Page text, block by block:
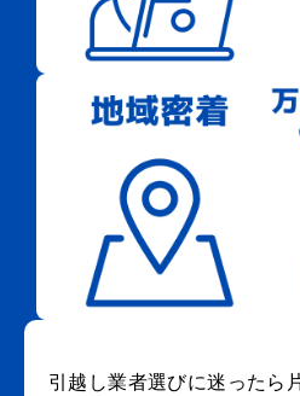
引越し業者選びに迷ったら